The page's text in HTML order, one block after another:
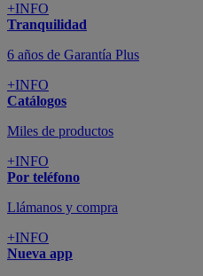
+INFO
Tranquilidad
6 años de Garantía Plus
+INFO
Catálogos
Miles de productos
+INFO
Por teléfono
Llámanos y compra
+INFO
Nueva app